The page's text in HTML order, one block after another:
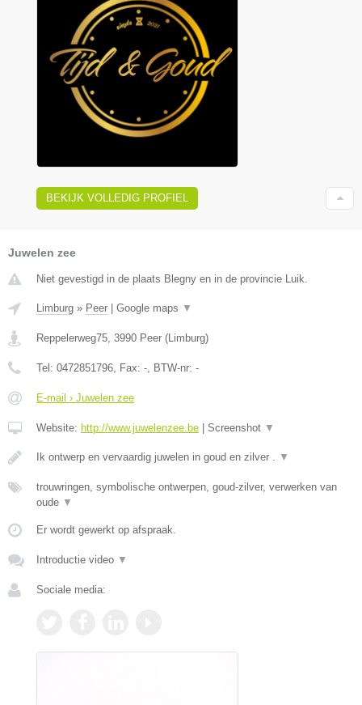
BEKIJK VOLLEDIG PROFIEL
Juwelen zee
Niet gevestigd in de plaats Blegny en in de provincie Luik.
Limburg » Peer | Google maps ▼
Reppelerweg75 3990 Peer (Limburg)
Tel: 0472851796 , Fax: - , BTW-nr: -
E-mail › Juwelen zee
Website: http://www.juwelenzee.be | Screenshot ▼
Ik ontwerp en vervaardig juwelen in goud en zilver . ▼
trouwringen, symbolische ontwerpen, goud-zilver, verwerken van
oude ▼
Er wordt gewerkt op afspraak.
Introductie video ▼
Sociale media: